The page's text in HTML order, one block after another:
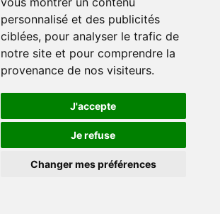
personnalisé et des publicités
ciblées, pour analyser le trafic de
notre site et pour comprendre la
provenance de nos visiteurs.
J'accepte
Je refuse
Changer mes préférences